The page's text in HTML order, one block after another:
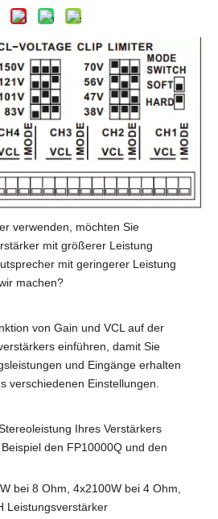
verwenden, möchten Sie
mit größerer Leistung
mit geringerer Leistung
machen?
von Gain und VCL auf der
einführen, damit Sie
und Eingänge erhalten
verschiedenen Einstellungen.
Ihres Verstärkers
den FP10000Q und den
bei 8 Ohm, 4x2100W bei 4 Ohm,
Leistungsverstärker